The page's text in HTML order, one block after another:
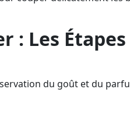
: Les
du goût et du